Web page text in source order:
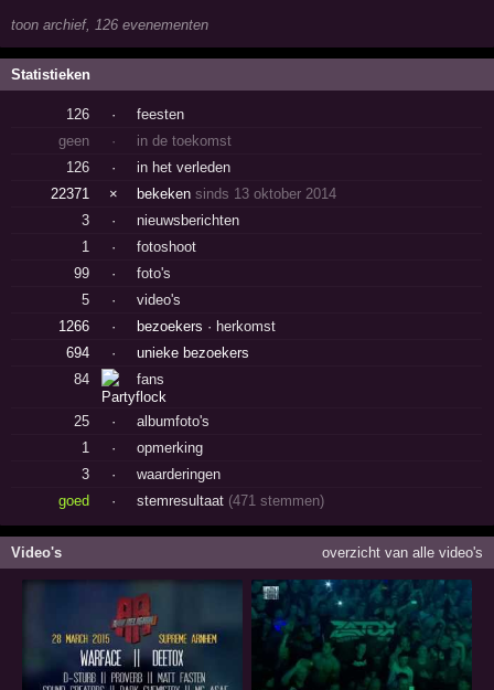
toon archief, 126 evenementen
Statistieken
126 ·
feesten
geen
·
in de toekomst
126
·
in het verleden
22371
× bekekensinds 13 oktober 2014
3
·
nieuwsberichten
1
·
fotoshoot
99
·
foto's
5
·
video's
1266
· bezoekers · herkomst
694
·
unieke bezoekers
84
fans
25 ·
albumfoto's
1
·
opmerking
3
·
waarderingen
goed
· stemresultaat (471 stemmen)
Video's overzicht van alle video's